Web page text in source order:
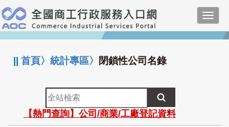
跳
到
主
要
:::
||首頁〉統計專區〉 閉鎖性公司名錄
全
站
檢
【熱門查詢】公司/商業/工廠登記資料